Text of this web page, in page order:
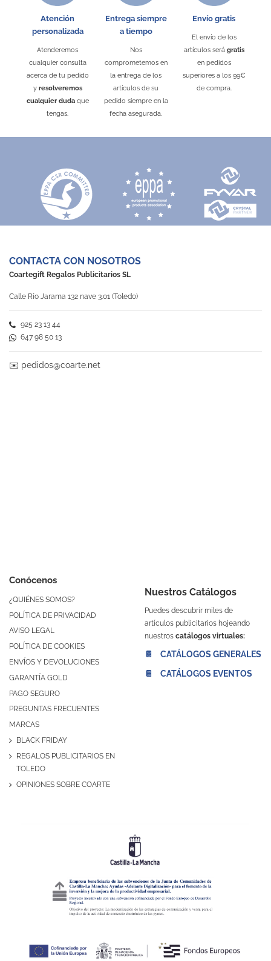
Llavero abridor de aluminio
Desde 0,12 €
Negro
RojoNaranja
VerdeAzul Royal
Plata
Tarjetero de seguridad
Desde 0,03 €
NegroBlanco
RojoAzul Royal
Plata
Portabocadillos
Desde 0,88 €
Negro
RojoAzul Oscuro
Amarillo
Atención
personalizada
Atenderemos
cualquier consulta
acerca de tu pedido
y resolveremos
cualquier dudaque
tengas.
Entrega siempre
a tiempo
Nos
comprometemos en
la entrega de los
artículos de su
pedido siempre en la
fecha asegurada.
Envío gratis
El envío de los
artículos será gratis
en pedidos
superiores a los 99€
de compra.
Conócenos
¿QUIÉNES SOMOS?
POLÍTICA DE PRIVACIDAD
AVISO LEGAL
POLÍTICA DE COOKIES
ENVÍOS Y DEVOLUCIONES
GARANTÍA GOLD
PAGO SEGURO
PREGUNTAS FRECUENTES
MARCAS
BLACK FRIDAY
REGALOS PUBLICITARIOS EN
TOLEDO
OPINIONES SOBRE COARTE
Nuestros Catálogos
Puedes descubrir miles de
artículos publicitarios hojeando
nuestros catálogos virtuales:
📔 CATÁLOGOS GENERALES
📔 CATÁLOGOS EVENTOS
CONTACTA CON NOSOTROS
Coartegift Regalos Publicitarios SL
Calle Río Jarama 132 nave 3.01 (Toledo)
925 23 13 44
647 98 50 13
✉️ pedidos@coarte.net